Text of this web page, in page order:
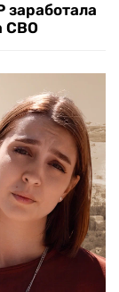
СВО